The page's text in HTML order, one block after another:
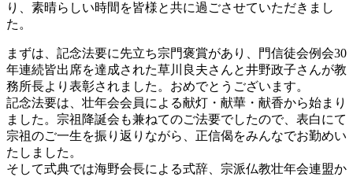
り、素晴らしい時間を皆様と共に過ごさせていただきまし
た。
まずは、記念法要に先立ち宗門褒賞があり、門信徒会例会30
年連続皆出席を達成された草川良夫さんと井野政子さんが教
務所長より表彰されました。おめでとうございます。
記念法要は、壮年会会員による献灯・献華・献香から始まり
ました。宗祖降誕会も兼ねてのご法要でしたので、表白にて
宗祖のご一生を振り返りながら、正信偈をみんなでお勤めい
たしました。
そして式典では海野会長による式辞、宗派仏教壮年会連盟か